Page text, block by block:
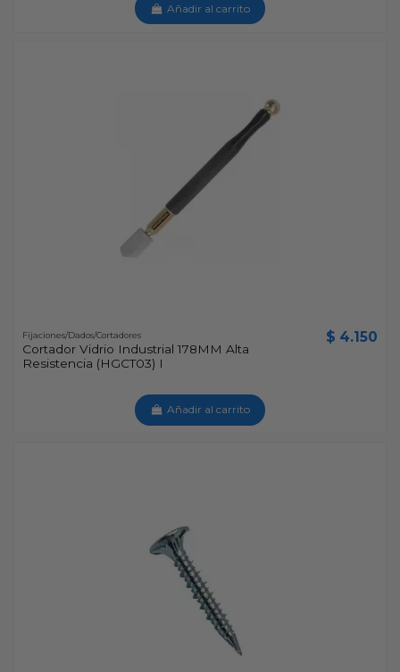
Añadir al carrito
Fijaciones/Dados/Cortadores
Cortador Vidrio Industrial 178MM Alta
Resistencia (HGCT03) I
$ 4.150
Añadir al carrito